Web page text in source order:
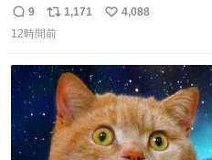
日の阪神大空襲の折に残念な
の「 #ヒマワリ 」。 当館は、東京都にある武者小路実篤記
り陶板で原寸大に再現し、
大塚国際美術館
返
信
9
リ
ポ
ト
数
1,171
い
数
4,088
12時間前